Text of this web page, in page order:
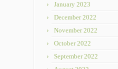
January 2023
December 2022
November 2022
October 2022
September 2022